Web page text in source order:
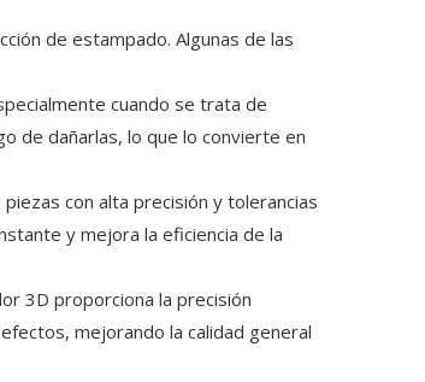
de estampado. Algunas de las
cuando se trata de
de dañarlas, lo que lo convierte en
con alta precisión y tolerancias
y mejora la eficiencia de la
3D proporciona la precisión
mejorando la calidad general